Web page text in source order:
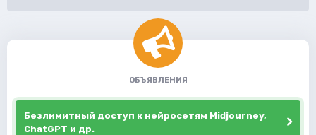
ОБЪЯВЛЕНИЯ
Безлимитный доступ к нейросетям Midjourney,
ChatGPT и др.